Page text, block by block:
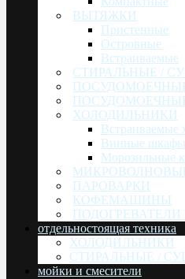
ВЫТЯЖКИ
Пристенные
Островные
Встраиваемые
СТИРАЛЬНЫЕ /
ХОЛОДИЛЬНИКИ
Встраиваемые
Винные шкафы
Морозильные
ПАРОВАРКИ
КОФЕМАШИНЫ
отдельностоящая техника
ХОЛОДИЛЬНИКИ
СТИРАЛЬНЫЕ /
мойки и смесители